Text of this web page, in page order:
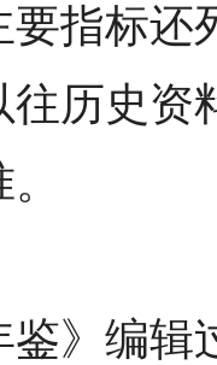
要指标还
往历史资
鉴》编